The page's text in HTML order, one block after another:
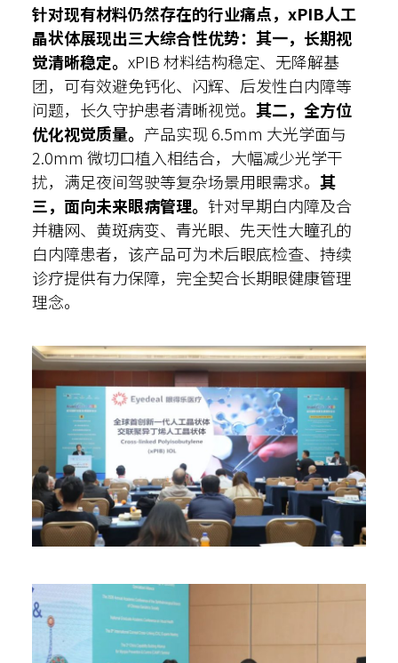
针对现有材料仍然存在的行业痛点，xPIB人工
晶状体展现出三大综合性优势：其一，长期视
觉清晰稳定。 xPIB 材料结构稳定、无降解基
团，可有效避免钙化、闪辉、后发性白内障等
问题，长久守护患者清晰视觉。 其二，全方位
优化视觉质量。 产品实现 6.5mm 大光学面与
2.0mm 微切口植入相结合，大幅减少光学干
扰，满足夜间驾驶等复杂场景用眼需求。 其
三，面向未来眼病管理。 针对早期白内障及合
并糖网、黄斑病变、青光眼、先天性大瞳孔的
白内障患者，该产品可为术后眼底检查、持续
诊疗提供有力保障，完全契合长期眼健康管理
理念。